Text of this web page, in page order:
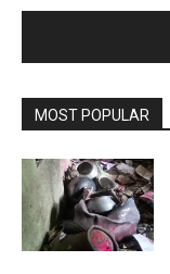
MOST POPULAR